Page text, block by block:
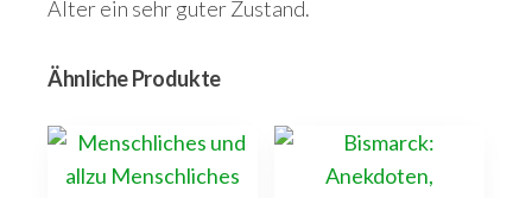
Alter ein sehr guter Zustand.
Ähnliche Produkte